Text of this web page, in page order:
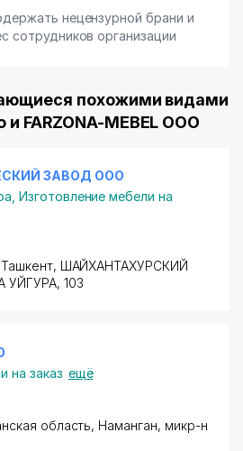
нецензурной брани и
сотрудников организации
похожими видами
FARZONA-MEBEL ООО
ЗАВОД ООО
Изготовление мебели на
ШАЙХАНТАХУРСКИЙ
УЙГУРА, 103
на заказ ещё
область, Наманган, микр-н